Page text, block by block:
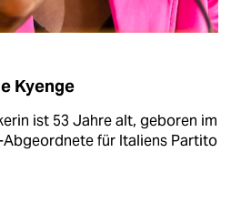
Kyenge
ist 53 Jahre alt, geboren im
Abgeordnete für Italiens Partito